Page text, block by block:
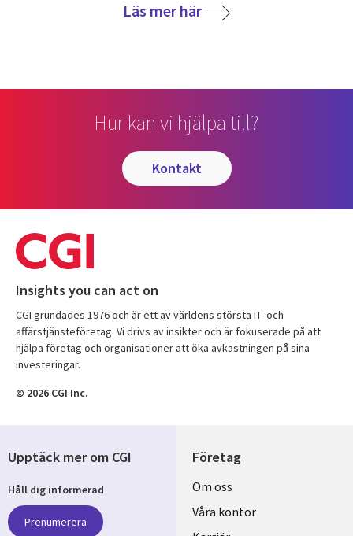
Läs mer här
Hur kan vi hjälpa till?
kontakt
Insights you can act on
CGI grundades 1976 och är ett av världens största IT- och
affärstjänsteföretag. Vi drivs av insikter och är fokuserade på att
hjälpa företag och organisationer att öka avkastningen på sina
investeringar.
© 2026 CGI Inc.
Företag
Useful
links
Om oss
Våra kontor
Upptäck mer om CGI
Håll dig informerad
Prenumerera